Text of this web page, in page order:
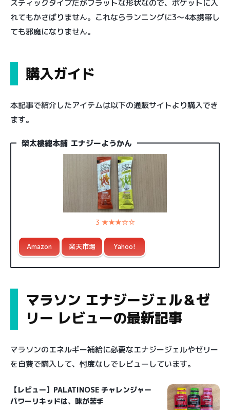
スティックタイプだがフラットな形状なので、ポケットに入
れてもかさばりません。これならランニングに3〜4本携帯し
ても邪魔になりません。
購入ガイド
本記事で紹介したアイテムは以下の通販サイトより購入でき
ます。
榮太樓總本鋪 エナジーようかん
3 ★★★☆☆
Amazon 楽天市場 Yahoo!
マラソン エナジージェル＆ゼ
リー レビューの最新記事
マラソンのエネルギー補給に必要なエナジージェルやゼリー
を自費で購入して、忖度なしでレビューしています。
【レビュー】PALATINOSE チャレンジャー
パワーリキッドは、味が苦手